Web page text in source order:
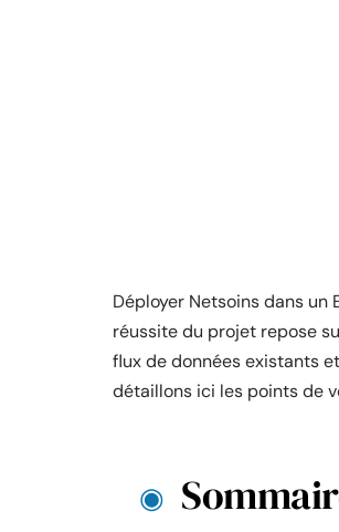
Déployer Netsoins dans un
réussite du projet repose
flux de données existants
détaillons ici les points de